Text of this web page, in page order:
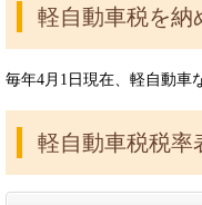
軽自動車税を納
毎年4月1日現在、軽自動車
軽自動車税税率